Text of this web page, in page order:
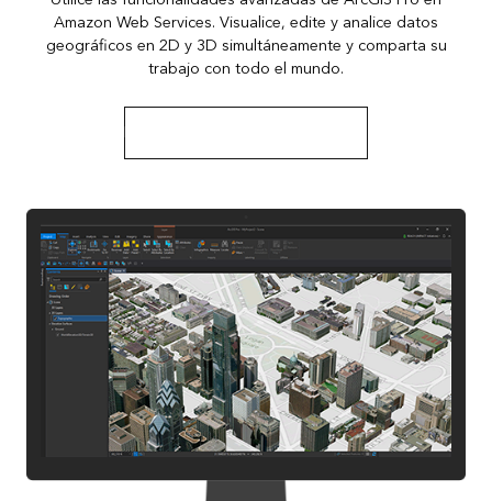
Amazon Web Services. Visualice, edite y analice datos
geográficos en 2D y 3D simultáneamente y comparta su
trabajo con todo el mundo.
Más información sobre ArcGIS Pro